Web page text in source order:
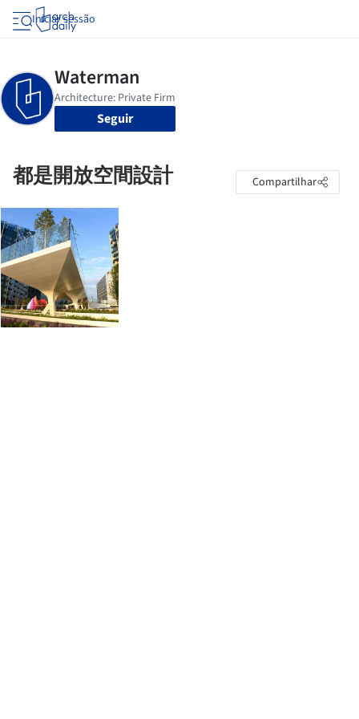
Iniciar sessão
Seguir
都是開放空間設計 Compartilhar